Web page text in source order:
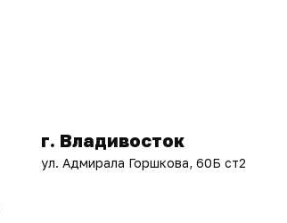
г. Владивосток
ул. Адмирала Горшкова, 60Б ст2